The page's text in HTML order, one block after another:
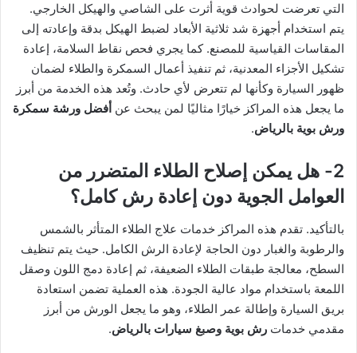
التي تعرضت لحوادث قوية أثرت على الشاصي والهيكل الخارجي.
يتم استخدام أجهزة شد ثلاثية الأبعاد لضبط الهيكل بدقة وإعادته إلى
المقاسات القياسية للمصنع. كما يجري فحص نقاط السلامة، إعادة
تشكيل الأجزاء المعدنية، ثم تنفيذ أعمال السمكرة والطلاء لضمان
ظهور السيارة وكأنها لم تتعرض لأي حادث. وتُعد هذه الخدمة من أبرز
ما يجعل هذه المراكز خيارًا مثاليًا لمن يبحث عن أفضل ورشة سمكرة
ورش بوية بالرياض.
2- هل يمكن إصلاح الطلاء المتضرر من
العوامل الجوية دون إعادة رش كامل؟
بالتأكيد. تقدم هذه المراكز خدمات علاج الطلاء المتأثر بالشمس
والرطوبة والغبار دون الحاجة لإعادة الرش الكامل. حيث يتم تنظيف
السطح، معالجة طبقات الطلاء الضعيفة، ثم إعادة دمج اللون وصقل
اللمعة باستخدام مواد عالية الجودة. هذه العملية تضمن استعادة
بريق السيارة وإطالة عمر الطلاء، وهو ما يجعل الورش من أبرز
مقدمي خدمات رش بوية وصبغ سيارات بالرياض.